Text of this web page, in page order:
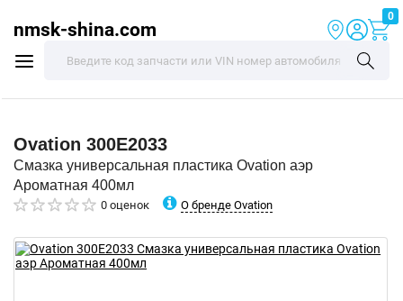
nmsk-shina.com
0
Ovation 300E2033
Смазка универсальная пластика Ovation аэр
Ароматная 400мл
0 оценок О бренде Ovation